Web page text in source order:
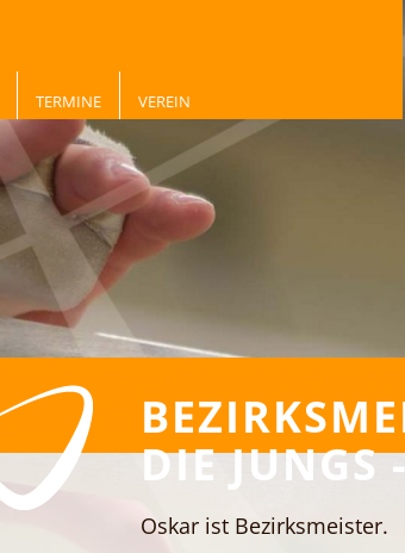
TERMINE VEREIN
DIE JUNGS
Oskar ist Bezirksmeister.